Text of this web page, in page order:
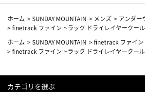
ホーム >SUNDAY MOUNTAIN > メンズ > アンダー
>finetrack ファイントラック ドライレイヤークー
ホーム >SUNDAY MOUNTAIN >finetrack ファイン
>finetrack ファイントラック ドライレイヤークー
カテゴリを選ぶ